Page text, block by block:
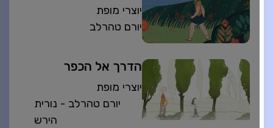
יוצרי מופת
יורם טהרלב
הדרך אל הכפר
יוצרי מופת
יורם טהרלב - נורית
הירש